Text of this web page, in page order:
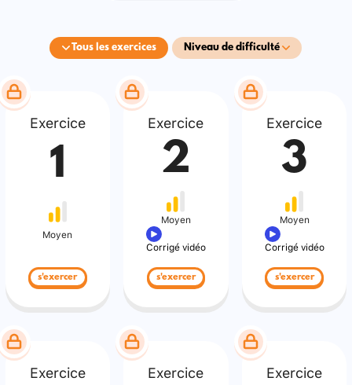
Tous les exercices Niveau de difficulté
Exercice
1
Moyen
s'exercer
Exercice
2
Moyen
Corrigé vidéo
s'exercer
Exercice
3
Moyen
Corrigé vidéo
s'exercer
Exercice Exercice Exercice